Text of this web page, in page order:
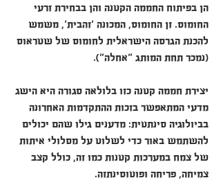
הן בפיתוח החממה הקטנה והן בבחירת זרעי
החומוס. זן החומוס, המכונה 'זהבית', משמש
להכנת הגרסה הישראלית לחומוס של שטראוס
(נמכר תחת המותג "אחלה").
יצירת חממה קטנה כזו בלולאה סגורה היא הישג
מדעי המתאפשר בזכות ההתקדמות האחרונה
בביולוגיה סינתטית: מדענים גילו שהם יכולים
להשתמש באור כדי לשלוט על מסלולי איתות
של צמח במערכות קטנות כמו זה, כולל קצב
צמיחה, פריחה ופוטוסינתזה.